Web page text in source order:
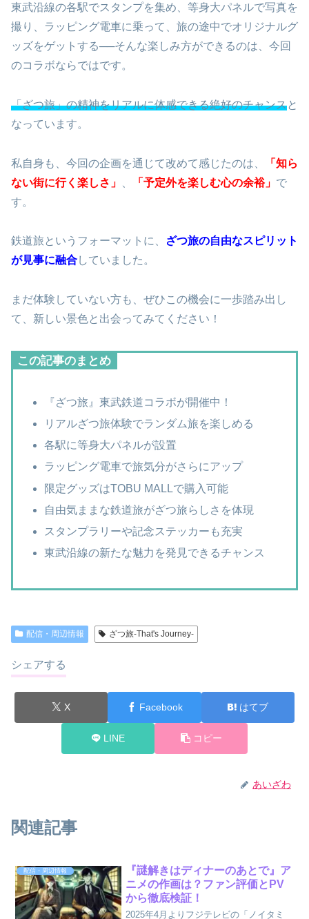
東武沿線の各駅でスタンプを集め、等身大パネルで写真を
撮り、ラッピング電車に乗って、旅の途中でオリジナルグ
ッズをゲットする──そんな楽しみ方ができるのは、今回
のコラボならではです。
「ざつ旅」の精神をリアルに体感できる絶好のチャンスと
なっています。
私自身も、今回の企画を通じて改めて感じたのは、
「知ら
ない街に行く楽しさ」
「予定外を楽しむ心の余裕」 で
す。
鉄道旅というフォーマットに、
ざつ旅の自由なスピリット
が見事に融合していました。
まだ体験していない方も、ぜひこの機会に一歩踏み出し
て、新しい景色と出会ってみてください！
この記事のまとめ
『ざつ旅』東武鉄道コラボが開催中！
リアルざつ旅体験でランダム旅を楽しめる
各駅に等身大パネルが設置
ラッピング電車で旅気分がさらにアップ
限定グッズはTOBU MALLで購入可能
自由気ままな鉄道旅がざつ旅らしさを体現
スタンプラリーや記念ステッカーも充実
東武沿線の新たな魅力を発見できるチャンス
配信・周辺情報 ざつ旅-That's Journey-
シェアする
X Facebook はてブ
LINE コピー
あいざわ
関連記事
配信・周辺情報
『謎解きはディナーのあとで』ア
ニメの作画は？ファン評価とPV
から徹底検証！
2025年4月よりフジテレビの「ノイタミ